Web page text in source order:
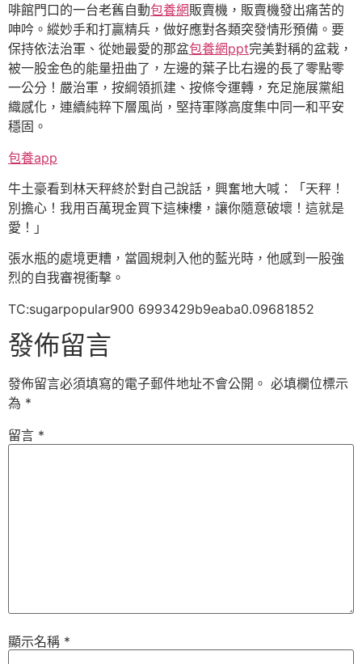
啡館門口的一台老舊自動包養網販賣機，販賣機發出痛苦的
呻吟。縱妙手和打贏精兵，做好應對各類突發情形預備。要
保持依法治軍、從她最愛的那盆包養網ppt完美對稱的盆栽，
被一股金色的能量扭曲了，左邊的葉子比右邊的長了零點零
一公分！嚴治軍，按綱領抓建、按條令運轉，充足施展黨組
織感化，連續純粹下層風尚，堅持軍隊高度集中同一和平安
穩固。
包養app
牛土豪看到林天秤終於對自己說話，興奮地大喊：「天秤！
別擔心！我用百萬現金買下這棟樓，讓你隨意破壞！這就是
愛！」
張水瓶的處境更糟，當圓規刺入他的藍光時，他感到一股強
烈的自我審視衝擊。
TC:sugarpopular900 6993429b9eaba0.09681852
發佈留言
發佈留言必須填寫的電子郵件地址不會公開。 必填欄位標示
為 *
留言 *
顯示名稱 *